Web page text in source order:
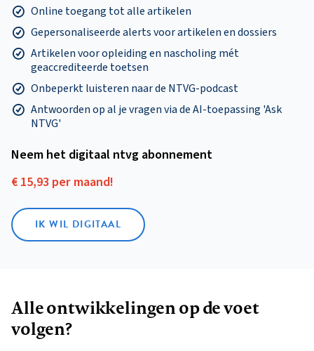
Online toegang tot alle artikelen
Gepersonaliseerde alerts voor artikelen en dossiers
Artikelen voor opleiding en nascholing mét
geaccrediteerde toetsen
Onbeperkt luisteren naar de NTVG-podcast
Antwoorden op al je vragen via de AI-toepassing 'Ask
NTVG'
Neem het digitaal ntvg abonnement
€ 15,93 per maand!
IK WIL DIGITAAL
Alle ontwikkelingen op de voet
volgen?